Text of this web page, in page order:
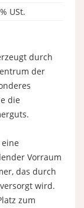
USt.
durch
der
die
Vorraum
das durch
wird.
zum